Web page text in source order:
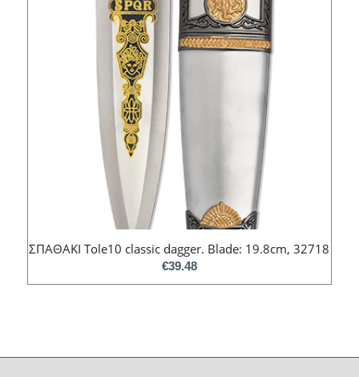
ΣΠΑΘΑΚΙ Tole10 classic dagger. Blade: 19.8cm, 32718
€39.48